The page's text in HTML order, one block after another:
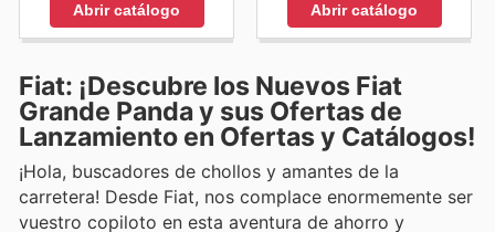
Abrir catálogo Abrir catálogo
Fiat: ¡Descubre los Nuevos Fiat
Grande Panda y sus Ofertas de
Lanzamiento en Ofertas y Catálogos!
¡Hola, buscadores de chollos y amantes de la
carretera! Desde Fiat, nos complace enormemente ser
vuestro copiloto en esta aventura de ahorro y